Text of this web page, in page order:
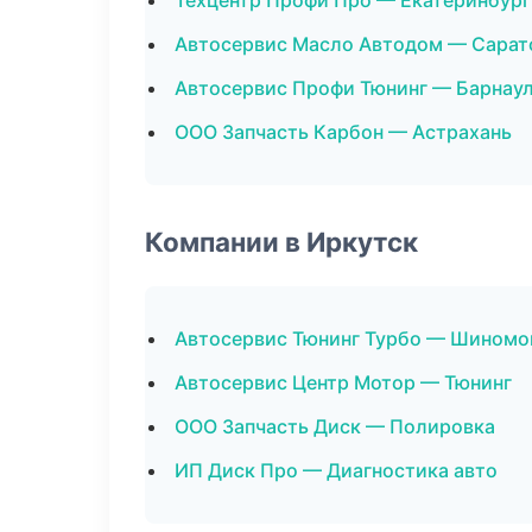
Автосервис Масло Автодом —
Автосервис Профи Тюнинг — Барнаул
ООО Запчасть Карбон — Астрахань
Компании в Иркутск
Автосервис Тюнинг Турбо —
Автосервис Центр Мотор — Тюнинг
ООО Запчасть Диск — Полировка
ИП Диск Про — Диагностика авто